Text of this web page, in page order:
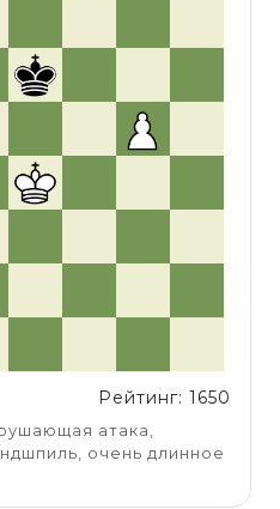
Рейтинг: 1650
атака,
очень длинное